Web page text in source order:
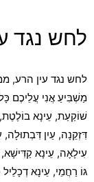
לחש נגד
לחש נגד עין הרע,
מַשְׁבִּיעַ אֲנִי עֲלֵיכֶם
שׁוֹקַעַת, עֵינָא
דִּזְקֵנָה, עַיִן
עִילָאָה, עֵינָא קַדִּישָׁא,
גּוֹ רַחֲמֵי, עֵינָא